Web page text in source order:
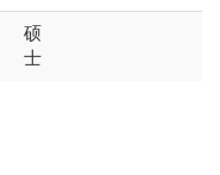
硕
士